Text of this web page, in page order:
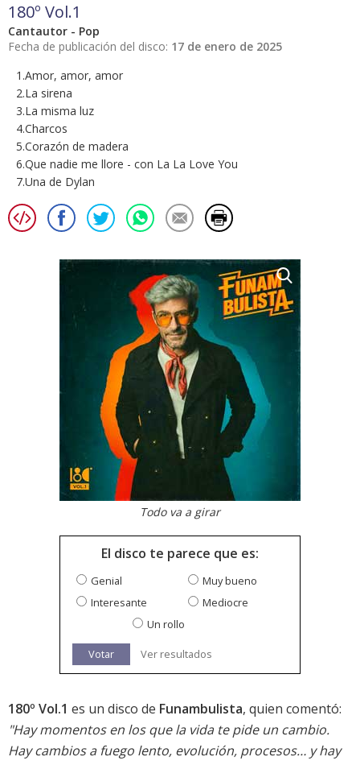
180º Vol.1
Cantautor - Pop
Fecha de publicación del disco: 17 de enero de 2025
1.Amor, amor, amor
2.La sirena
3.La misma luz
4.Charcos
5.Corazón de madera
6.Que nadie me llore - con La La Love You
7.Una de Dylan
Todo va a girar
El disco te parece que es:
Genial
Muy bueno
Interesante
Mediocre
Un rollo
Votar Ver resultados
180º Vol.1 es un disco de Funambulista, quien comentó:
"Hay momentos en los que la vida te pide un cambio.
Hay cambios a fuego lento, evolución, procesos… y hay